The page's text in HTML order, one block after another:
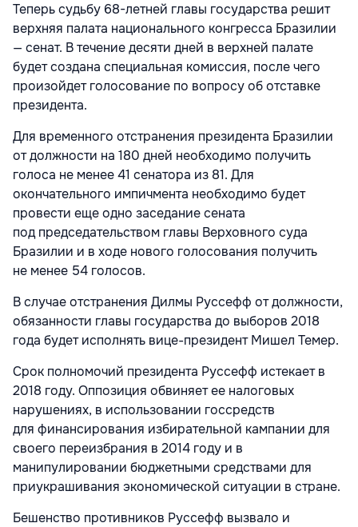
Теперь судьбу 68-летней главы государства решит
верхняя палата национального конгресса Бразилии
— сенат. В течение десяти дней в верхней палате
будет создана специальная комиссия, после чего
произойдет голосование по вопросу об отставке
президента.
Для временного отстранения президента Бразилии
от должности на 180 дней необходимо получить
голоса не менее 41 сенатора из 81. Для
окончательного импичмента необходимо будет
провести еще одно заседание сената
под председательством главы Верховного суда
Бразилии и в ходе нового голосования получить
не менее 54 голосов.
В случае отстранения Дилмы Руссефф от должности,
обязанности главы государства до выборов 2018
года будет исполнять вице-президент Мишел Темер.
Срок полномочий президента Руссефф истекает в
2018 году. Оппозиция обвиняет ее налоговых
нарушениях, в использовании госсредств
для финансирования избирательной кампании для
своего переизбрания в 2014 году и в
манипулировании бюджетными средствами для
приукрашивания экономической ситуации в стране.
Бешенство противников Руссефф вызвало и